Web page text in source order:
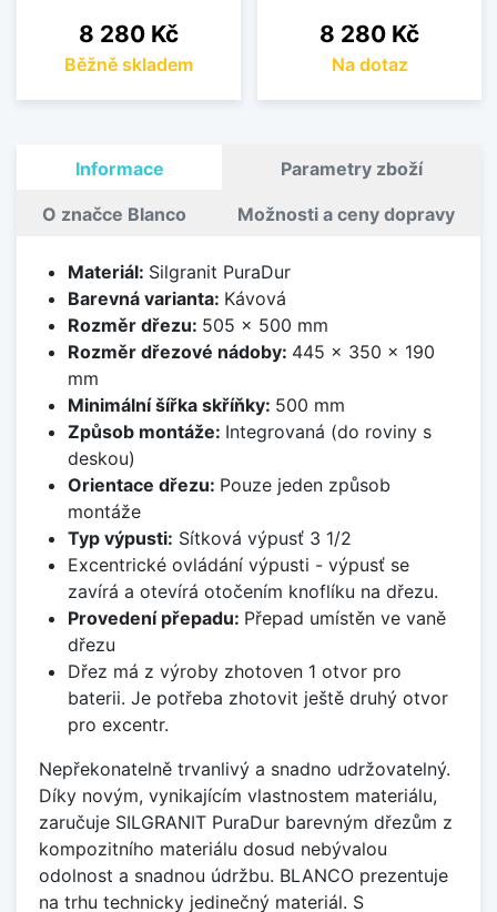
Cena
8 280 Kč
Běžně skladem
Cena
8 280 Kč
Na dotaz
Informace Parametry zboží
O značce Blanco Možnosti a ceny dopravy
Materiál: Silgranit PuraDur
Barevná varianta: Kávová
Rozměr dřezu: 505 x 500 mm
Rozměr dřezové nádoby: 445 x 350 x 190
mm
Minimální šířka skříňky: 500 mm
Způsob montáže: Integrovaná (do roviny s
deskou)
Orientace dřezu: Pouze jeden způsob
montáže
Typ výpusti: Sítková výpusť 3 1/2
Excentrické ovládání výpusti - výpusť se
zavírá a otevírá otočením knoflíku na dřezu.
Provedení přepadu: Přepad umístěn ve vaně
dřezu
Dřez má z výroby zhotoven 1 otvor pro
baterii. Je potřeba zhotovit ještě druhý otvor
pro excentr.
Nepřekonatelně trvanlivý a snadno udržovatelný.
Díky novým, vynikajícím vlastnostem materiálu,
zaručuje SILGRANIT PuraDur barevným dřezům z
kompozitního materiálu dosud nebývalou
odolnost a snadnou údržbu. BLANCO prezentuje
na trhu technicky jedinečný materiál. S